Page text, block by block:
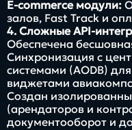
E-commerce модули:
залов, Fast Track и
4. Сложные API-
Обеспечена
Синхронизация с
системами (AODB)
виджетами
Создан
(арендаторов и
документооборот и